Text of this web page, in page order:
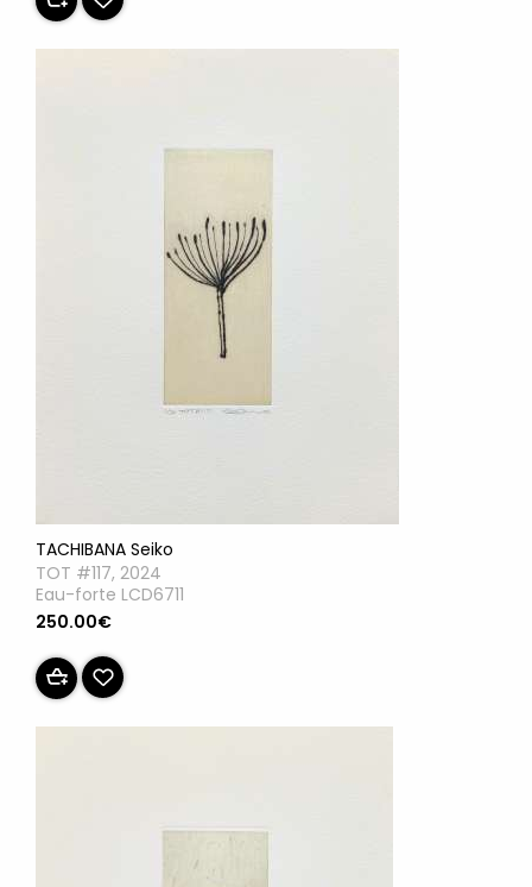
TACHIBANA Seiko
TOT #117, 2024
Eau-forte LCD6711
250.00€